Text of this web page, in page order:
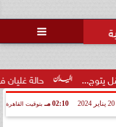

حالة غليان في نادي
02:10 مـ بتوقيت القاهرة